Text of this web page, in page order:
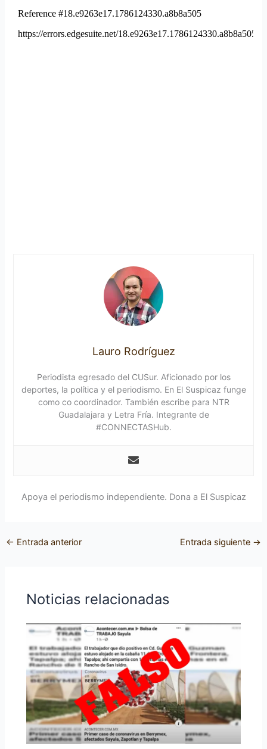
Lauro Rodríguez
Periodista egresado del CUSur. Aficionado por los
deportes, la política y el periodismo. En El Suspicaz funge
como co coordinador. También escribe para NTR
Guadalajara y Letra Fría. Integrante de
#CONNECTASHub.
Apoya el periodismo independiente. Dona a El Suspicaz
← Entrada anterior Entrada siguiente →
Noticias relacionadas